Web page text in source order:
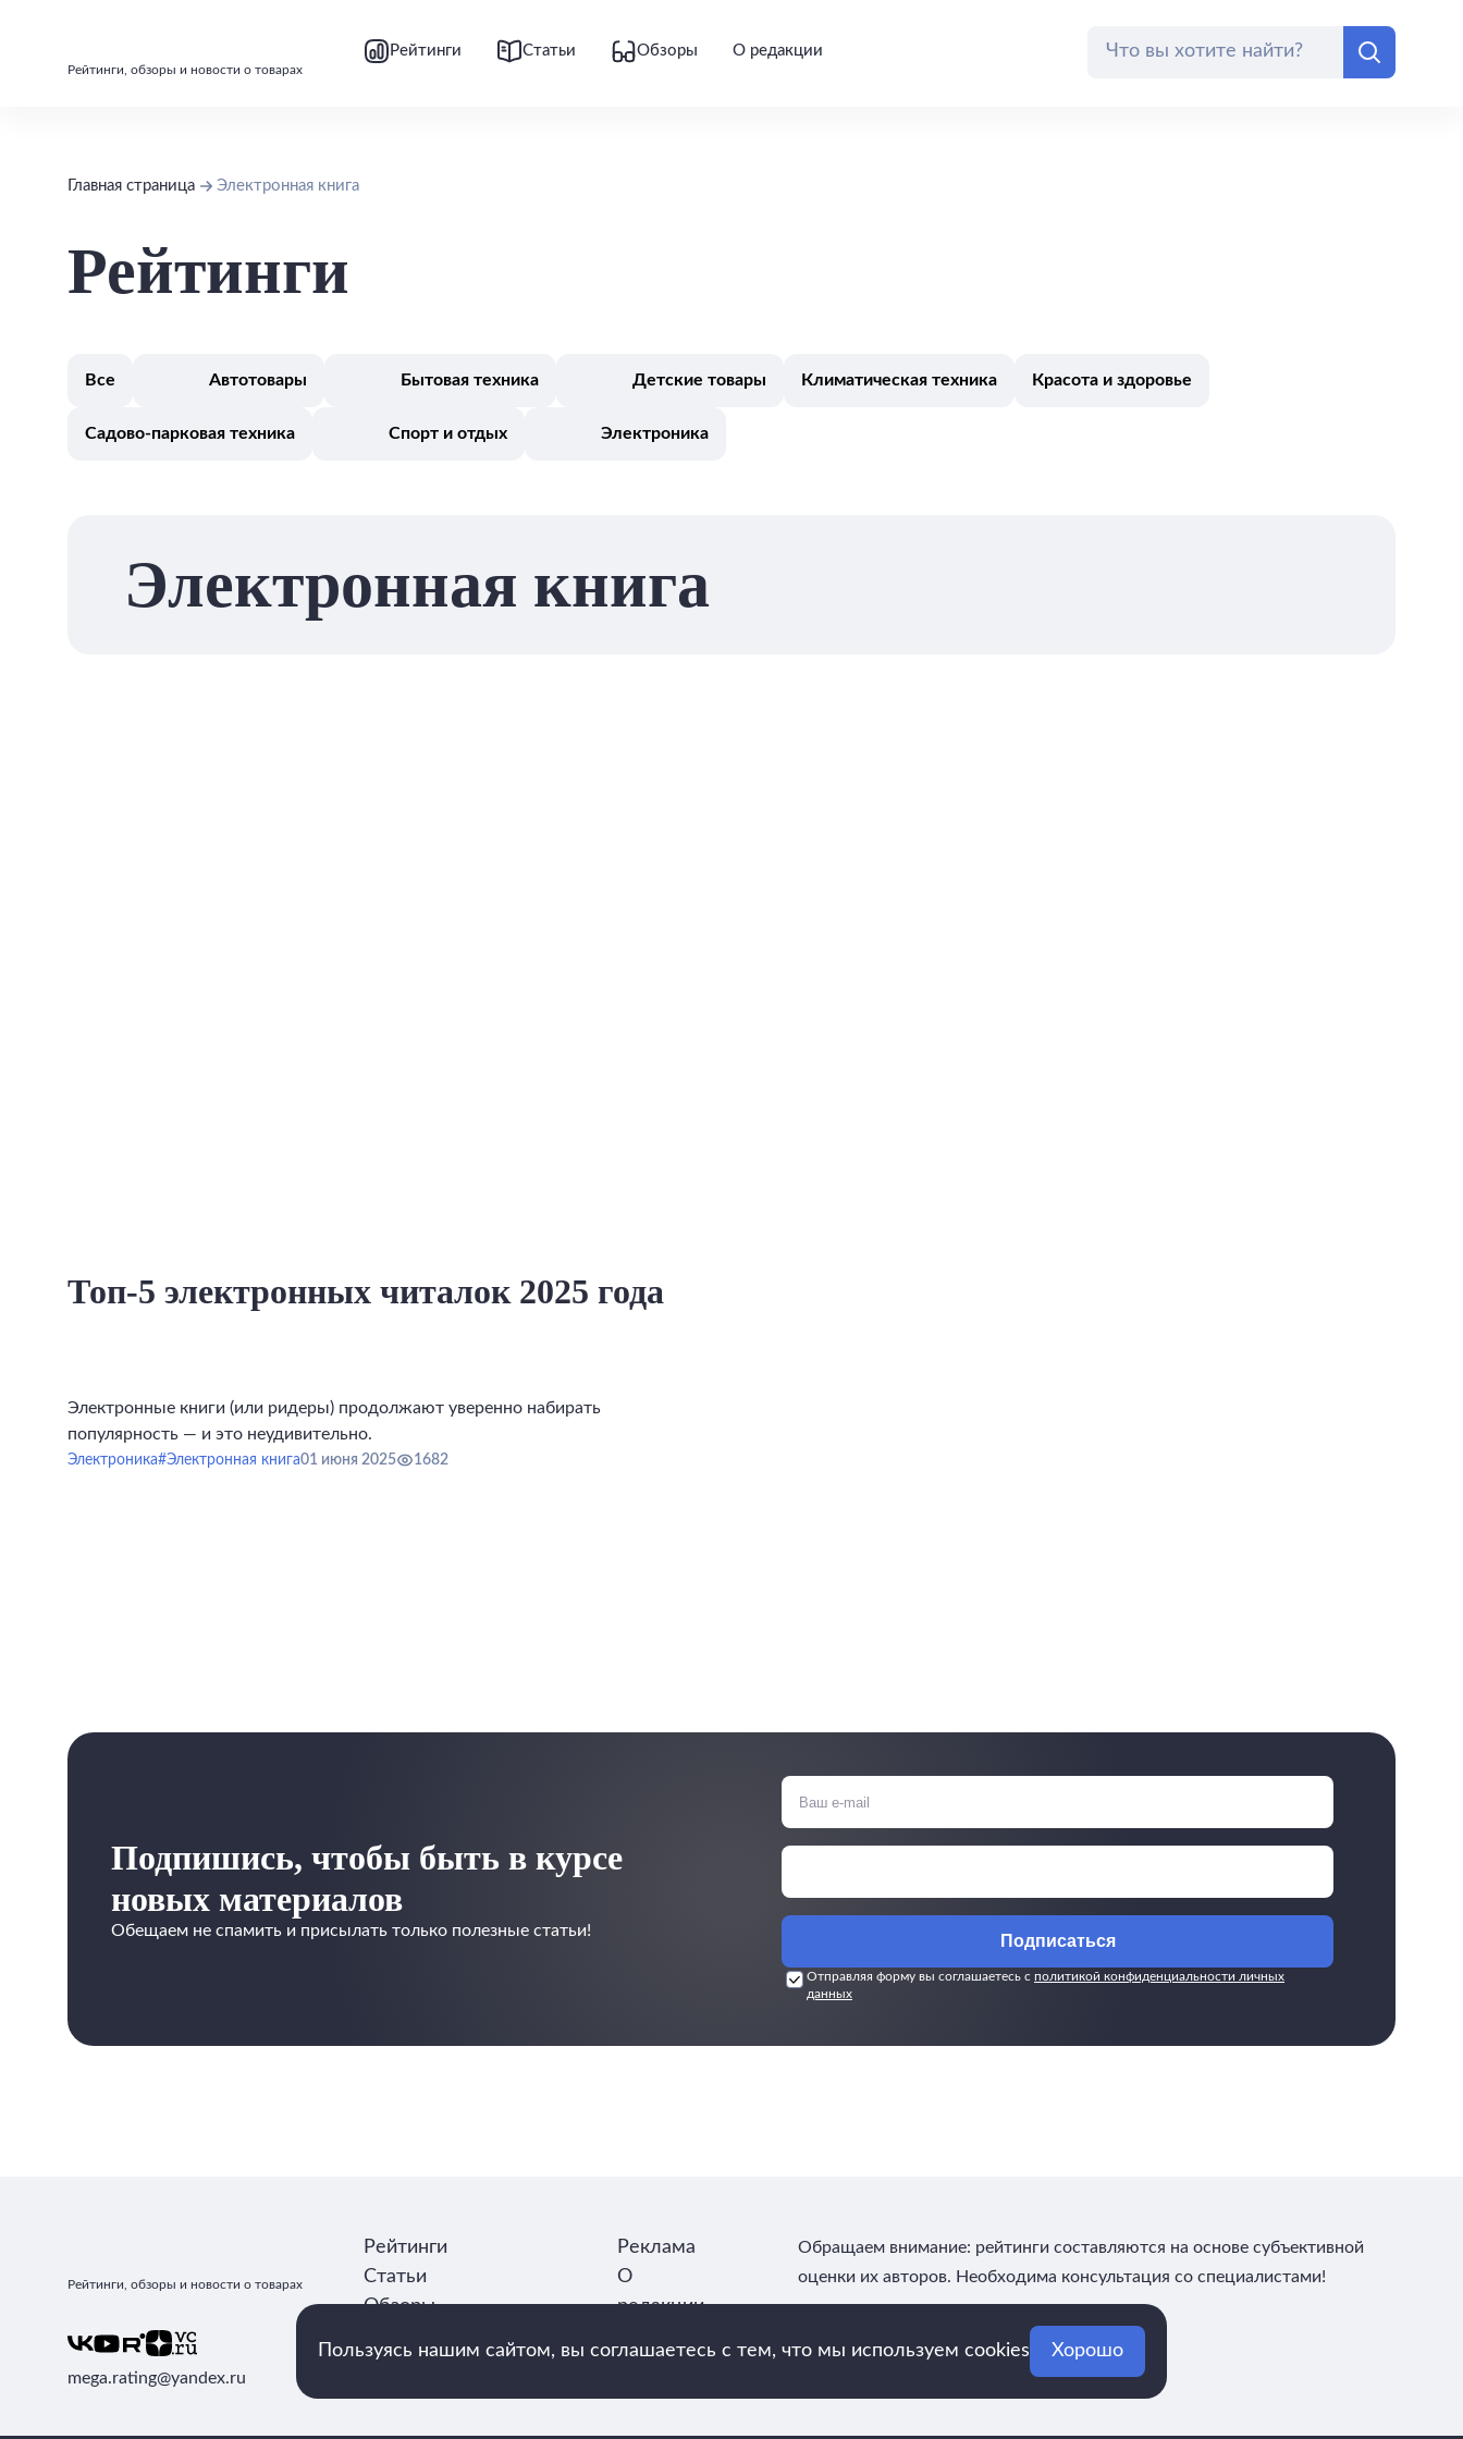
Рейтинги, обзоры и новости о товарах
Рейтинги Статьи Обзоры О редакции
Главная страница Электронная книга
Рейтинги
Все Автотовары Бытовая техника Детские товары Климатическая техника Красота и здоровье
Садово-парковая техника Спорт и отдых Электроника
Электронная книга
Топ-5 электронных читалок 2025 года
Электронные книги (или ридеры) продолжают уверенно набирать
популярность — и это неудивительно.
Электроника#Электронная книга01 июня 2025 1682
Подпишись, чтобы быть в курсе
новых материалов
Обещаем не спамить и присылать только полезные статьи!
Подписаться
Отправляя форму вы соглашаетесь с политикой конфиденциальности личных
данных
Рейтинги, обзоры и новости о товарах
mega.rating@yandex.ru
Рейтинги
Статьи
Обзоры
Реклама
О
редакции
Обращаем внимание: рейтинги составляются на основе субъективной
оценки их авторов. Необходима консультация со специалистами!
Пользуясь нашим сайтом, вы соглашаетесь с тем, что мы используем cookies Хорошо